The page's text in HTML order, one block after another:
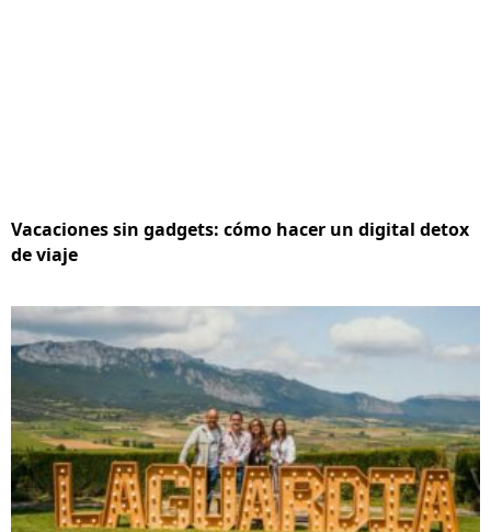
Vacaciones sin gadgets: cómo hacer un digital detox
de viaje